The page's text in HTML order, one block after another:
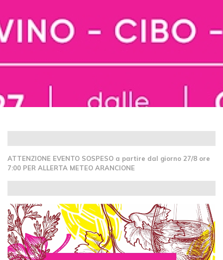
ATTENZIONE EVENTO SOSPESO a partire dal giorno 27/8 ore
7:00 PER ALLERTA METEO ARANCIONE